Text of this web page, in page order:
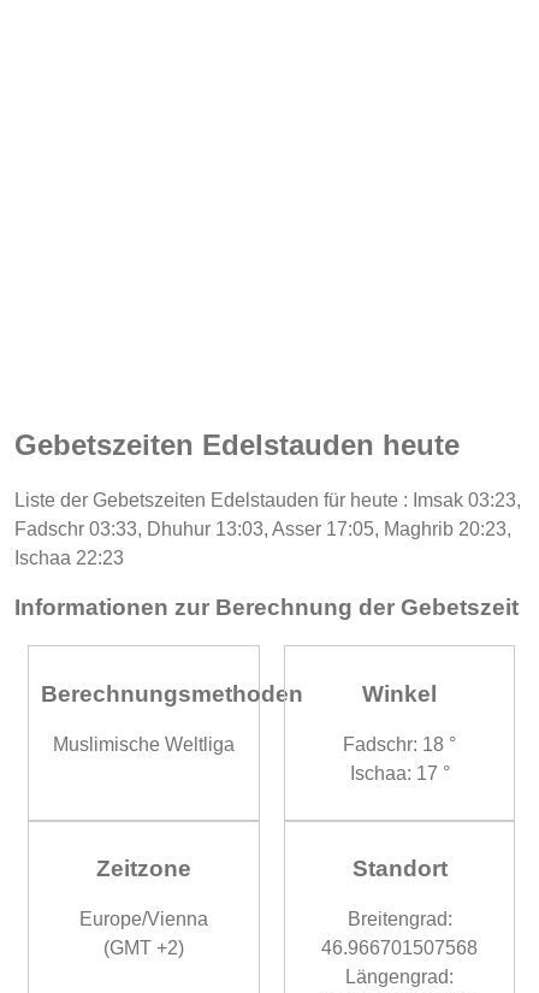
Gebetszeiten Edelstauden heute
Liste der Gebetszeiten Edelstauden für heute : Imsak 03:23,
Fadschr 03:33, Dhuhur 13:03, Asser 17:05, Maghrib 20:23,
Ischaa 22:23
Informationen zur Berechnung der Gebetszeit
Berechnungsmethoden
Muslimische Weltliga
Winkel
Fadschr: 18 °
Ischaa: 17 °
Zeitzone
Europe/Vienna
(GMT +2)
Standort
Breitengrad:
46.966701507568
Längengrad: